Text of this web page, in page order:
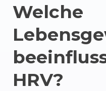
Welche
HRV?